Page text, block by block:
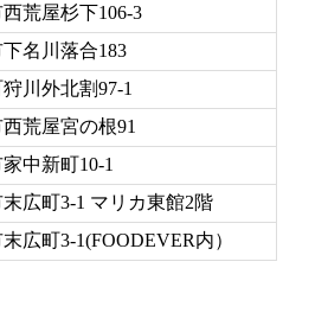
荒屋杉下106-3
名川落合183
川外北割97-1
荒屋宮の根91
中新町10-1
広町3-1 マリカ東館2階
広町3-1(FOODEVER内）